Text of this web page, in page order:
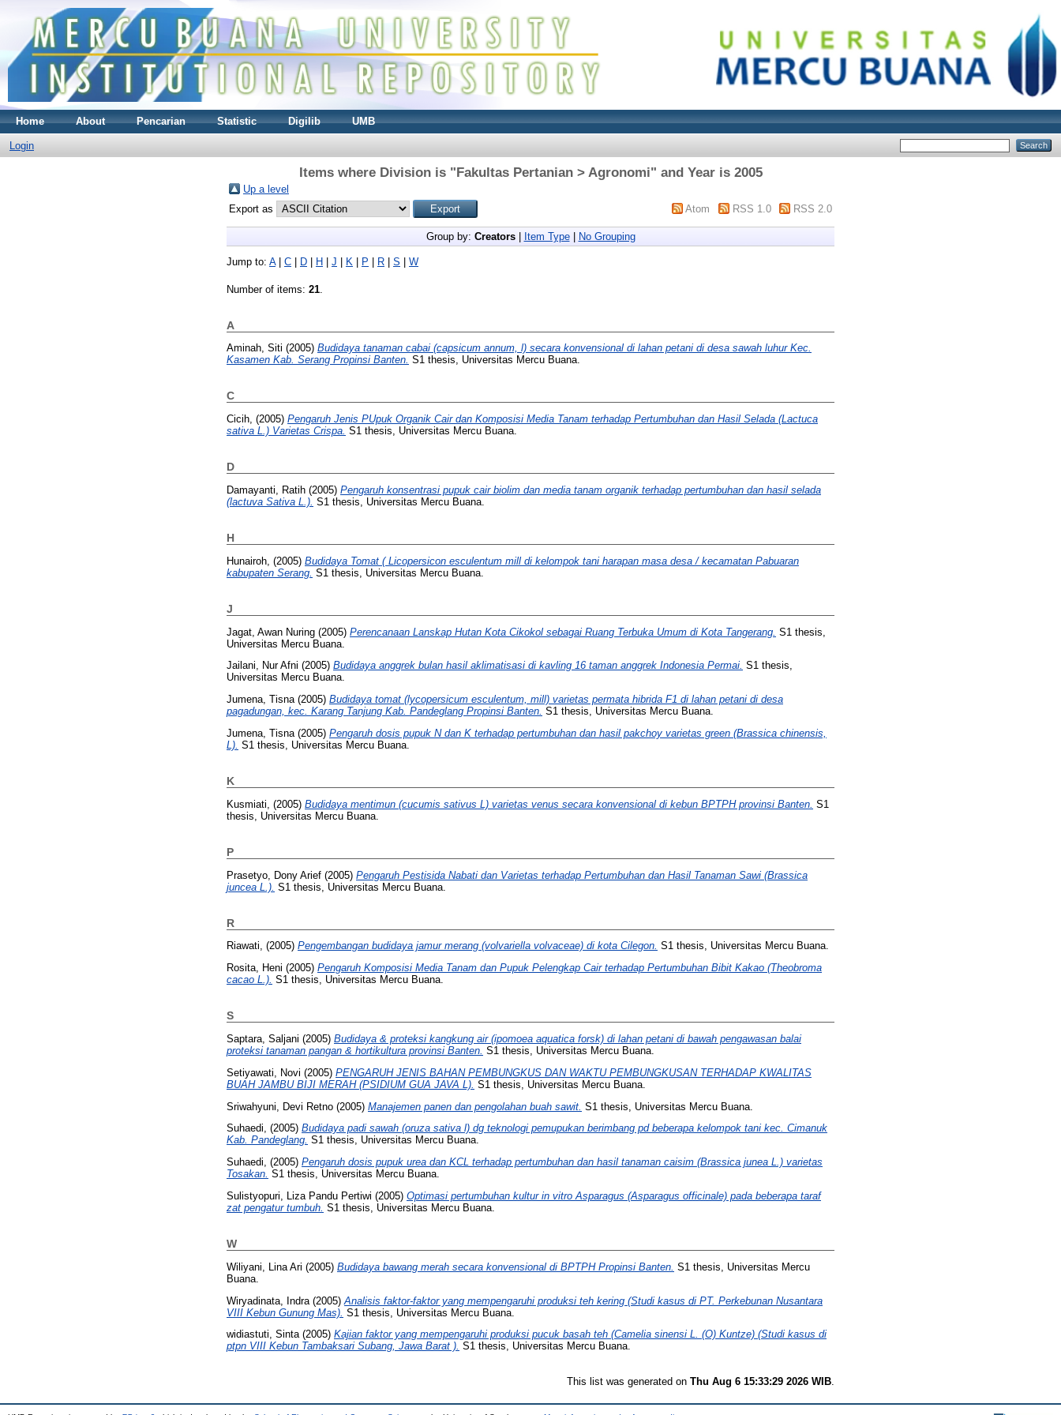
Home About Pencarian Statistic Digilib UMB
Login
Items where Division is "Fakultas Pertanian > Agronomi" and Year is 2005
Up a level
Export as
Atom RSS 1.0 RSS 2.0
Group by: Creators| Item Type| No Grouping
Jump to: A| C | D | H | J | K | P | R | S | W
Number of items: 21
A
Aminah, Siti (2005) Budidaya tanaman cabai (capsicum annum, l) secara konvensional di lahan petani di desa sawah luhur Kec.
Kasamen Kab. Serang Propinsi Banten. S1 thesis, Universitas Mercu Buana.
C
Cicih, (2005) Pengaruh Jenis PUpuk Organik Cair dan Komposisi Media Tanam terhadap Pertumbuhan dan Hasil Selada (Lactuca
sativa L.) Varietas Crispa. S1 thesis, Universitas Mercu Buana.
D
Damayanti, Ratih (2005) Pengaruh konsentrasi pupuk cair biolim dan media tanam organik terhadap pertumbuhan dan hasil selada
(lactuva Sativa L.). S1 thesis, Universitas Mercu Buana.
H
Hunairoh, (2005) Budidaya Tomat ( Licopersicon esculentum mill di kelompok tani harapan masa desa / kecamatan Pabuaran
kabupaten Serang. S1 thesis, Universitas Mercu Buana.
J
Jagat, Awan Nuring (2005) Perencanaan Lanskap Hutan Kota Cikokol sebagai Ruang Terbuka Umum di Kota Tangerang. S1 thesis,
Universitas Mercu Buana.
Jailani, Nur Afni (2005) Budidaya anggrek bulan hasil aklimatisasi di kavling 16 taman anggrek Indonesia Permai. S1 thesis,
Universitas Mercu Buana.
Jumena, Tisna(2005) Budidaya tomat (lycopersicum esculentum, mill) varietas permata hibrida F1 di lahan petani di desa
pagadungan, kec. Karang Tanjung Kab. Pandeglang Propinsi Banten. S1 thesis, Universitas Mercu Buana.
Jumena, Tisna(2005) Pengaruh dosis pupuk N dan K terhadap pertumbuhan dan hasil pakchoy varietas green (Brassica chinensis,
L). S1 thesis, Universitas Mercu Buana.
K
Kusmiati, (2005) Budidaya mentimun (cucumis sativus L) varietas venus secara konvensional di kebun BPTPH provinsi Banten. S1
thesis, Universitas Mercu Buana.
P
Prasetyo, Dony Arief (2005) Pengaruh Pestisida Nabati dan Varietas terhadap Pertumbuhan dan Hasil Tanaman Sawi (Brassica
juncea L.). S1 thesis, Universitas Mercu Buana.
R
Riawati, (2005) Pengembangan budidaya jamur merang (volvariella volvaceae) di kota Cilegon. S1 thesis, Universitas Mercu Buana.
Rosita, Heni (2005) Pengaruh Komposisi Media Tanam dan Pupuk Pelengkap Cair terhadap Pertumbuhan Bibit Kakao (Theobroma
cacao L.). S1 thesis, Universitas Mercu Buana.
S
Saptara, Saljani (2005) Budidaya & proteksi kangkung air (ipomoea aquatica forsk) di lahan petani di bawah pengawasan balai
proteksi tanaman pangan & hortikultura provinsi Banten. S1 thesis, Universitas Mercu Buana.
Setiyawati, Novi (2005) PENGARUH JENIS BAHAN PEMBUNGKUS DAN WAKTU PEMBUNGKUSAN TERHADAP KWALITAS
BUAH JAMBU BIJI MERAH (PSIDIUM GUA JAVA L). S1 thesis, Universitas Mercu Buana.
Sriwahyuni, Devi Retno (2005) Manajemen panen dan pengolahan buah sawit. S1 thesis, Universitas Mercu Buana.
Suhaedi, (2005) Budidaya padi sawah (oruza sativa l) dg teknologi pemupukan berimbang pd beberapa kelompok tani kec. Cimanuk
Kab. Pandeglang. S1 thesis, Universitas Mercu Buana.
Suhaedi, (2005) Pengaruh dosis pupuk urea dan KCL terhadap pertumbuhan dan hasil tanaman caisim (Brassica junea L.) varietas
Tosakan. S1 thesis, Universitas Mercu Buana.
Sulistyopuri, Liza Pandu Pertiwi (2005) Optimasi pertumbuhan kultur in vitro Asparagus (Asparagus officinale) pada beberapa taraf
zat pengatur tumbuh. S1 thesis, Universitas Mercu Buana.
W
Wiliyani, Lina Ari (2005) Budidaya bawang merah secara konvensional di BPTPH Propinsi Banten. S1 thesis, Universitas Mercu
Buana.
Wiryadinata, Indra (2005) Analisis faktor-faktor yang mempengaruhi produksi teh kering (Studi kasus di PT. Perkebunan Nusantara
VIII Kebun Gunung Mas). S1 thesis, Universitas Mercu Buana.
widiastuti, Sinta(2005) Kajian faktor yang mempengaruhi produksi pucuk basah teh (Camelia sinensi L. (O) Kuntze) (Studi kasus di
ptpn VIII Kebun Tambaksari Subang, Jawa Barat ). S1 thesis, Universitas Mercu Buana.
This list was generated on Thu Aug 6 15:33:29 2026 WIB.